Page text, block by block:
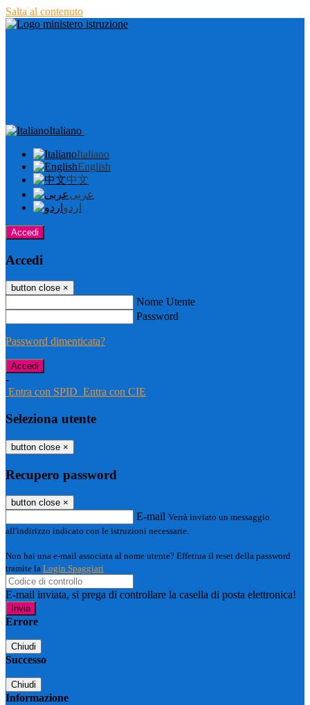
Salta al contenuto
Italiano
Italiano
English
中文
عربى
اردو
Accedi
Accedi
button close ×
Nome Utente
Password
Password dimenticata?
-
Entra con SPID Entra con CIE
Seleziona utente
button close ×
Recupero password
button close ×
E-mail Verrà inviato un messaggio
all'indirizzo indicato con le istruzioni necessarie.
Non hai una e-mail associata al nome utente? Effettua il reset della password
tramite la Login Spaggiari
E-mail inviata, si prega di controllare la casella di posta elettronica!
Errore
Chiudi
Successo
Chiudi
Informazione